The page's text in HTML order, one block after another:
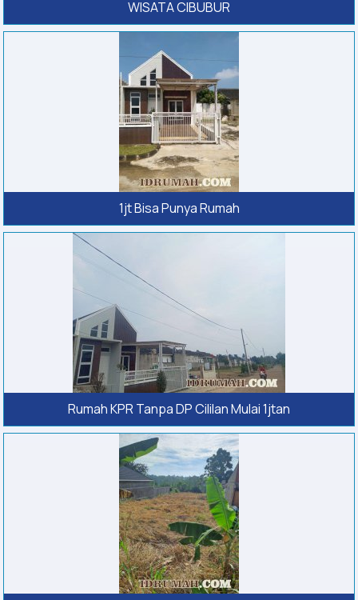
WISATA CIBUBUR
1jt Bisa Punya Rumah
Rumah KPR Tanpa DP Cililan Mulai 1jtan